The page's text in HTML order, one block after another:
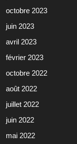
octobre 2023
juin 2023
avril 2023
février 2023
octobre 2022
août 2022
juillet 2022
juin 2022
mai 2022